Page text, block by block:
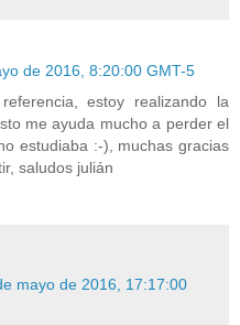
de 2016, 8:20:00 GMT-5
estoy realizando la
me ayuda mucho a perder el
estudiaba :-), muchas gracias
saludos julián
mayo de 2016, 17:17:00